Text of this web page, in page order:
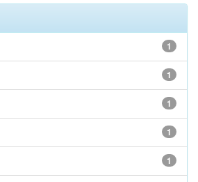
1
1
1
1
1